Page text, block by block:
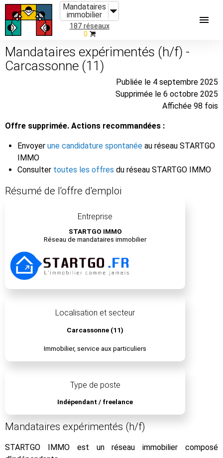
Mandataires
immobilier
187 réseaux
0
Mandataires expérimentés (h/f) -
Carcassonne (11)
Publiée le 4 septembre 2025
Supprimée le 6 octobre 2025
Affichée 98 fois
Offre supprimée. Actions recommandées :
Envoyer une candidature spontanée au réseau STARTGO
IMMO
Consulter toutes les offres du réseau STARTGO IMMO
Résumé de l'offre d'emploi
Entreprise
STARTGO IMMO
Réseau de mandataires immobilier
Localisation et secteur
Carcassonne (11)
Immobilier, service aux particuliers
Type de poste
Indépendant / freelance
Mandataires expérimentés (h/f)
STARTGO IMMO est un réseau immobilier composé